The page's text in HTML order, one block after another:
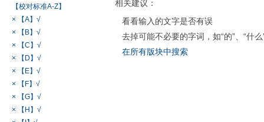
【校对标准A-Z】
× 【A】√
× 【B】√
× 【C】√
× 【D】√
× 【E】√
× 【F】√
× 【G】√
× 【H】√
相关建议：
看看输入的文字是否有误
去掉可能不必要的字词，如“的”、“什么
在所有版块中搜索